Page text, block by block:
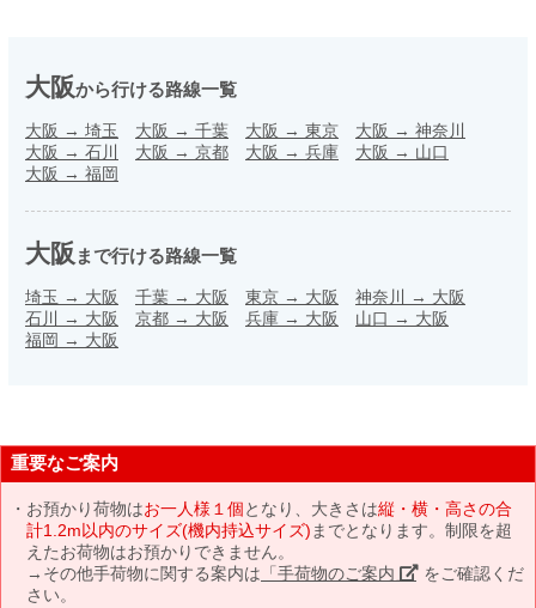
大阪から行ける路線一覧
大阪 → 埼玉 大阪 → 千葉 大阪 → 東京 大阪 → 神奈川
大阪 → 石川 大阪 → 京都 大阪 → 兵庫 大阪 → 山口
大阪 → 福岡
大阪 まで行ける路線一覧
埼玉 → 大阪 千葉 → 大阪 東京 → 大阪 神奈川 → 大阪
石川 → 大阪 京都 → 大阪 兵庫 → 大阪 山口 → 大阪
福岡 → 大阪
重要なご案内
お預かり荷物はお一人様１個となり、大きさは縦・横・高さの合
計1.2m以内のサイズ(機内持込サイズ) までとなります。制限を超
えたお荷物はお預かりできません。
→その他手荷物に関する案内は 「手荷物のご案内」 をご確認くだ
さい。